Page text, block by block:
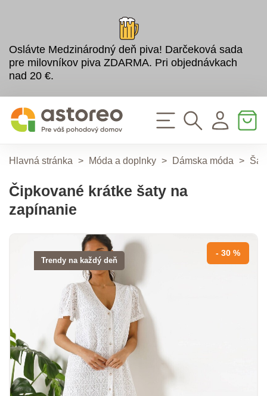
Oslávte Medzinárodný deň piva! Darčeková sada
pre milovníkov piva ZDARMA. Pri objednávkach
nad 20 €.
Hlavná stránka > Móda a doplnky > Dámska móda >
Čipkované krátke šaty na
zapínanie
Trendy na každý deň
- 30 %